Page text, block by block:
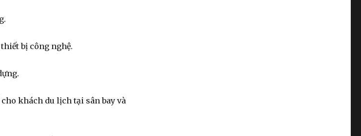
bị công nghệ.
khách du lịch tại sân bay và